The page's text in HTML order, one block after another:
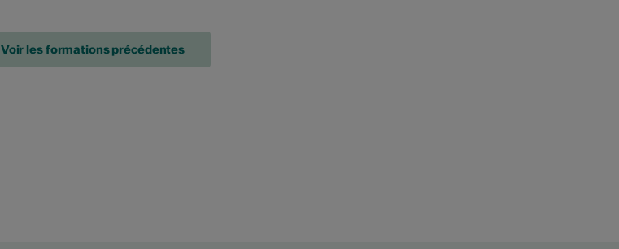
Voir les formations précédentes